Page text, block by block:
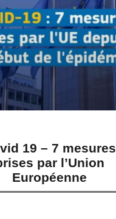
19 – 7 mesures
par l’Union
Européenne